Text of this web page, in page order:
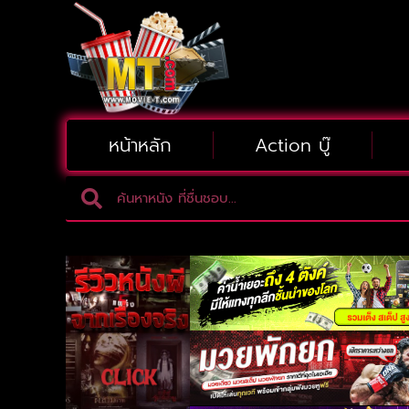
หน้าหลัก Action บู๊